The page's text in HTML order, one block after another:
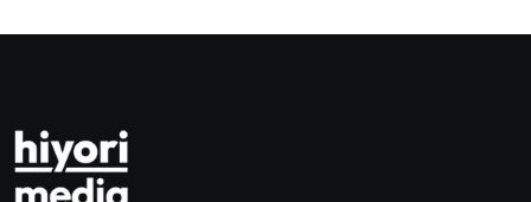
Jakarta, Mataloka Live,